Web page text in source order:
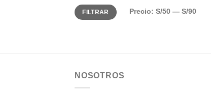
Precio
mínimo
Precio
máximo
FILTRAR Precio: S/50 — S/90
NOSOTROS